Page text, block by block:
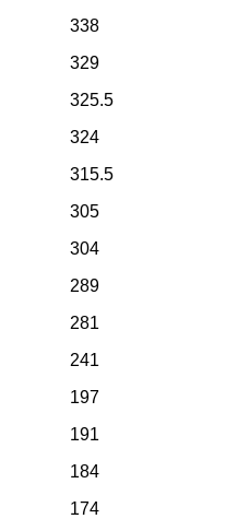
338
329
325.5
324
315.5
305
304
289
281
241
197
191
184
174